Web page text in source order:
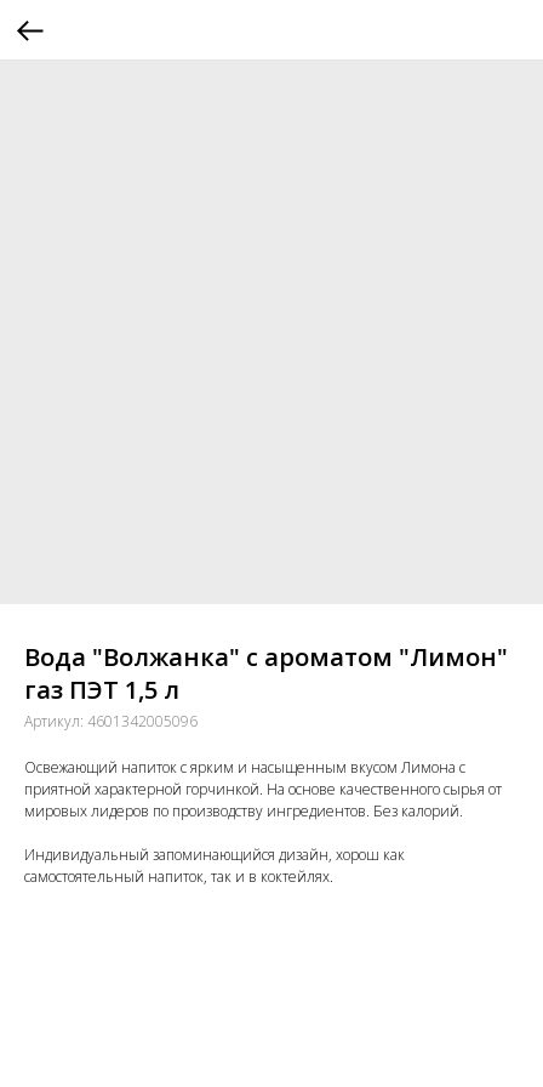
Вода "Волжанка" с ароматом "Лимон"
газ ПЭТ 1,5 л
Артикул: 4601342005096
Освежающий напиток с ярким и насыщенным вкусом Лимона с
приятной характерной горчинкой. На основе качественного сырья от
мировых лидеров по производству ингредиентов. Без калорий.
Индивидуальный запоминающийся дизайн, хорош как
самостоятельный напиток, так и в коктейлях.